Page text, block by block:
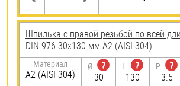
Шпилька с правой резьбой по всей
DIN 976 30х130 мм А2 (AISI 304)
Материал
А2 (AISI 304)
Ø
?
30
L
?
130
P
?
3.5